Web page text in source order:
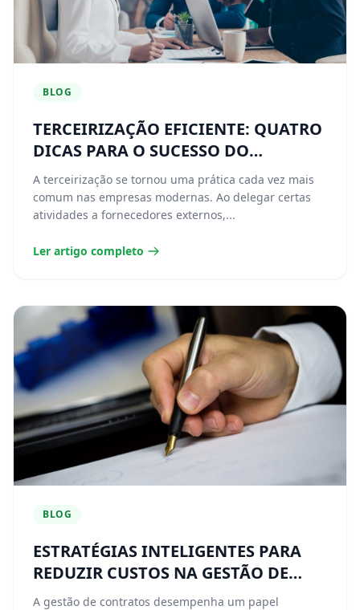
BLOG
TERCEIRIZAÇÃO EFICIENTE: QUATRO
DICAS PARA O SUCESSO DO
PROCESSO
A terceirização se tornou uma prática cada vez mais
comum nas empresas modernas. Ao delegar certas
atividades a fornecedores externos,...
Ler artigo completo
BLOG
ESTRATÉGIAS INTELIGENTES PARA
REDUZIR CUSTOS NA GESTÃO DE
CONTRATOS
A gestão de contratos desempenha um papel